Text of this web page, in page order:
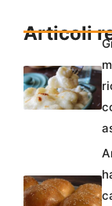
Articoli